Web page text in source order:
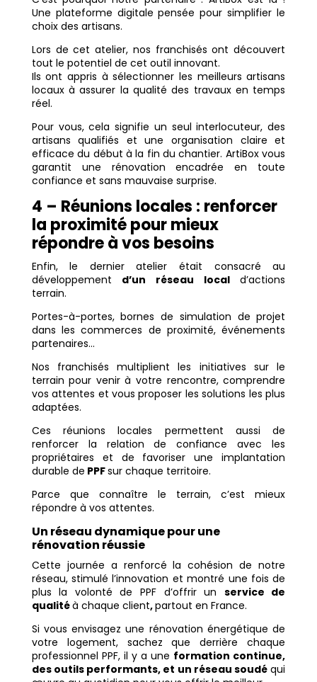
Une plateforme digitale pensée pour simplifier le
choix des artisans.
Lors de cet atelier, nos franchisés ont découvert
tout le potentiel de cet outil innovant.
Ils ont appris à sélectionner les meilleurs artisans
locaux à assurer la qualité des travaux en temps
réel.
Pour vous, cela signifie un seul interlocuteur, des
artisans qualifiés et une organisation claire et
efficace du début à la fin du chantier. ArtiBox vous
garantit une rénovation encadrée en toute
confiance et sans mauvaise surprise.
4 – Réunions locales : renforcer
la proximité pour mieux
répondre à vos besoins
Enfin, le dernier atelier était consacré au
développement d’un réseau locald’actions
terrain.
Portes-à-portes, bornes de simulation de projet
dans les commerces de proximité, événements
partenaires…
Nos franchisés multiplient les initiatives sur le
terrain pour venir à votre rencontre, comprendre
vos attentes et vous proposer les solutions les plus
adaptées.
Ces réunions locales permettent aussi de
renforcer la relation de confiance avec les
propriétaires et de favoriser une implantation
durable de PPFsur chaque territoire.
Parce que connaître le terrain, c’est mieux
répondre à vos attentes.
Un réseau dynamique pour une
rénovation réussie
Cette journée a renforcé la cohésion de notre
réseau, stimulé l’innovation et montré une fois de
plus la volonté de PPF d’offrir un service de
qualitéà chaque client,partout en France.
Si vous envisagez une rénovation énergétique de
votre logement, sachez que derrière chaque
professionnel PPF, il y a une formation continue,
des outils performants, et un réseau soudé qui